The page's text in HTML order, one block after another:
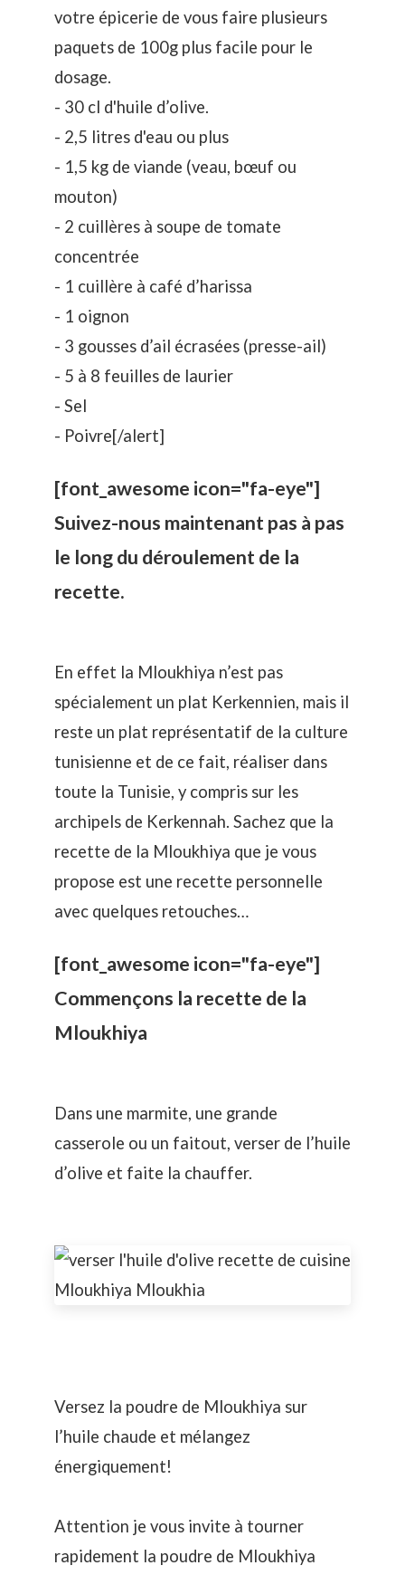
votre épicerie de vous faire plusieurs
paquets de 100g plus facile pour le
dosage.
- 30 cl d'huile d’olive.
- 2,5 litres d'eau ou plus
- 1,5 kg de viande (veau, bœuf ou
mouton)
- 2 cuillères à soupe de tomate
concentrée
- 1 cuillère à café d’harissa
- 1 oignon
- 3 gousses d’ail écrasées (presse-ail)
- 5 à 8 feuilles de laurier
- Sel
- Poivre[/alert]
[font_awesome icon="fa-eye"]
Suivez-nous maintenant pas à pas
le long du déroulement de la
recette.
En effet la Mloukhiya n’est pas
spécialement un plat Kerkennien, mais il
reste un plat représentatif de la culture
tunisienne et de ce fait, réaliser dans
toute la Tunisie, y compris sur les
archipels de Kerkennah. Sachez que la
recette de la Mloukhiya que je vous
propose est une recette personnelle
avec quelques retouches…
[font_awesome icon="fa-eye"]
Commençons la recette de la
Mloukhiya
Dans une marmite, une grande
casserole ou un faitout, verser de l’huile
d’olive et faite la chauffer.
Versez la poudre de Mloukhiya sur
l’huile chaude et mélangez
énergiquement!
Attention je vous invite à tourner
rapidement la poudre de Mloukhiya